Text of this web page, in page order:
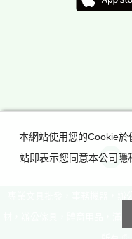
材，辦公傢具，體育用品，滿
本網站使用您的Cookie
站即表示您同意本公司隱